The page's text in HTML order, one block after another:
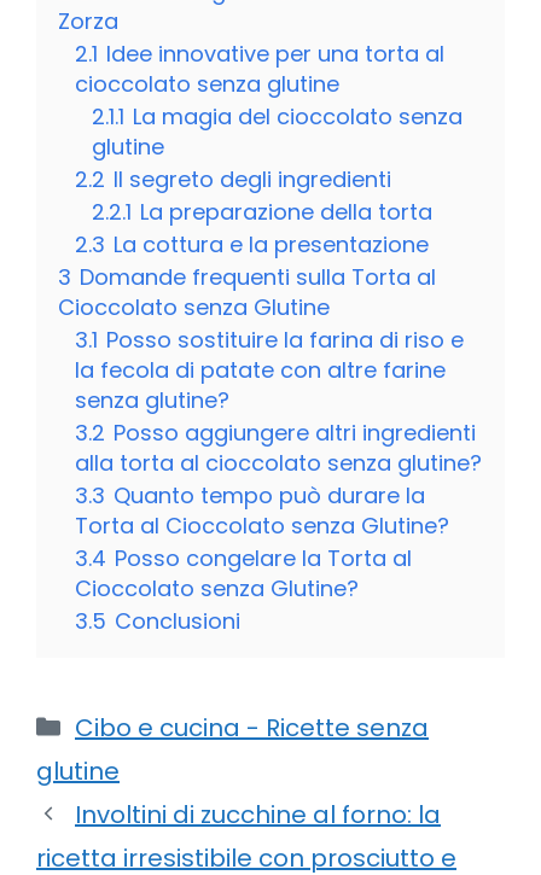
Zorza
2.1 Idee innovative per una torta al
cioccolato senza glutine
2.1.1 La magia del cioccolato senza
glutine
2.2 Il segreto degli ingredienti
2.2.1 La preparazione della torta
2.3 La cottura e la presentazione
3 Domande frequenti sulla Torta al
Cioccolato senza Glutine
3.1 Posso sostituire la farina di riso e
la fecola di patate con altre farine
senza glutine?
3.2 Posso aggiungere altri ingredienti
alla torta al cioccolato senza glutine?
3.3 Quanto tempo può durare la
Torta al Cioccolato senza Glutine?
3.4 Posso congelare la Torta al
Cioccolato senza Glutine?
3.5 Conclusioni
Categorie
Cibo e cucina - Ricette senza
glutine
Involtini di zucchine al forno: la
ricetta irresistibile con prosciutto e